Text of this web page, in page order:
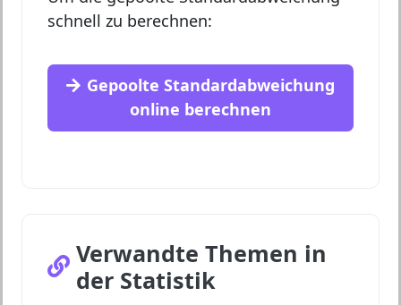
schnell zu berechnen:
Gepoolte Standardabweichung
online berechnen
Verwandte Themen in
der Statistik